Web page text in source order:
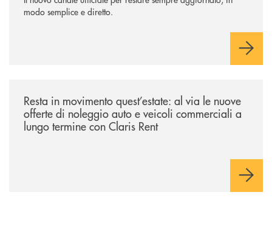
modo semplice e diretto.
Resta in movimento quest’estate: al via le nuove
offerte di noleggio auto e veicoli commerciali a
lungo termine con Claris Rent